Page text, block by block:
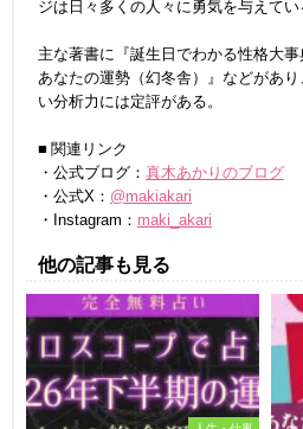
ジは日々多くの人々に勇気を与えてい
主な著書に『誕生日でわかる性格大
あなたの運勢（幻冬舎）』などがあ
い分析力には定評がある。
■ 関連リンク
・公式ブログ： 真木あかりのブログ
・公式X： @makiakari
・Instagram： maki_akari
他の記事も見る